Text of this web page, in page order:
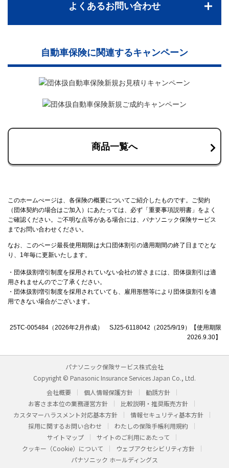
よくあるお問い合わせ
自動車保険に関連するキャンペーン
商品一覧へ
このホームぺージは、各保険の概要についてご紹介したものです。ご契約
（団体契約の場合はご加入）にあたっては、必ず「重要事項説明書」をよく
ご確認ください。ご不明な点等がある場合には、パナソニック保険サービス
までお問い合わせください。
なお、このページ最長使用期限は大口団体割引の適用期間の終了日までとな
り、1年毎に更新いたします。
・団体扱割増引制度を採用されていない会社の皆さまには、団体扱割引は適
用されませんのでご了承ください。
・団体扱割増引制度を採用されていても、雇用形態等により団体扱割引を適
用できない場合がございます。
25TC-005484（2026年2月作成） SJ25-6118042（2025/9/19）【使用期限
2026.9.30】
パナソニック保険サービス株式会社
Copyright © Panasonic Insurance Services Japan Co., Ltd.
会社概要
個人情報保護方針
勧誘方針
お客さま本位の業務運営方針
比較説明・推奨販売方針
カスタマーハラスメント対応基本方針
情報セキュリティ基本方針
採用に関するお問い合わせ
わたしの保険手帳利用規約
サイトマップ
サイトのご利用にあたって
クッキー（Cookie）について
ウェブアクセシビリティ方針
パナソニック ホールディングス